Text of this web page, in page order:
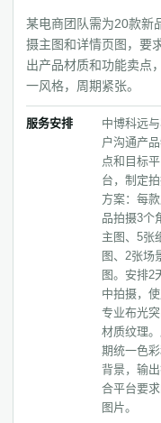
某电商团队需为20款新
摄主图和详情页图，要
出产品材质和功能卖点
一风格，周期紧张。
服务安排
中博科远
户沟通产
点和目标平
台，制定
方案：每
品拍摄3个
主图、5张
图、2张场
图。安排2
中拍摄，使
专业布光
材质纹理
期统一色彩
背景，输
合平台要
图片。